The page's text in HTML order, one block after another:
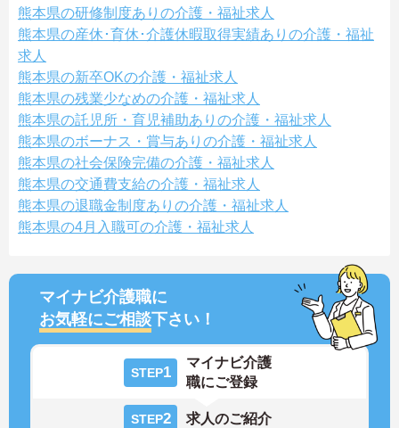
熊本県の研修制度ありの介護・福祉求人
熊本県の産休･育休･介護休暇取得実績ありの介護・福祉
求人
熊本県の新卒OKの介護・福祉求人
熊本県の残業少なめの介護・福祉求人
熊本県の託児所・育児補助ありの介護・福祉求人
熊本県のボーナス・賞与ありの介護・福祉求人
熊本県の社会保険完備の介護・福祉求人
熊本県の交通費支給の介護・福祉求人
熊本県の退職金制度ありの介護・福祉求人
熊本県の4月入職可の介護・福祉求人
マイナビ介護職に
お気軽にご相談下さい！
STEP1
マイナビ介護
職にご登録
STEP2 求人のご紹介